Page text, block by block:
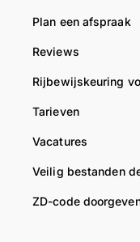
Plan een afspraak
Reviews
Rijbewijskeuring
Tarieven
Vacatures
Veilig bestanden
ZD-code